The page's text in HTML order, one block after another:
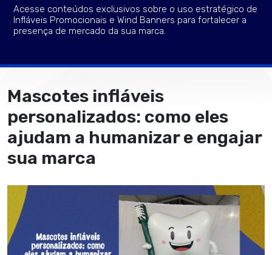
Acesse conteúdos exclusivos sobre o uso estratégico de
Infláveis Promocionais e Wind Banners para fortalecer a
presença de mercado da sua marca.
Mascotes infláveis
personalizados: como eles
ajudam a humanizar e engajar
sua marca